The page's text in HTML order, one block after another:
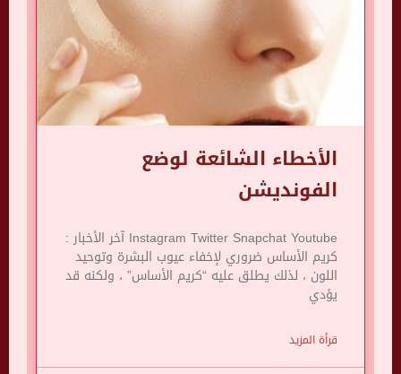
الأخطاء الشائعة لوضع
الفونديشن
Instagram Twitter Snapchat Youtube آخر الأخبار :
كريم الأساس ضروري لإخفاء عيوب البشرة وتوحيد
اللون ، لذلك يطلق عليه “كريم الأساس” ، ولكنه قد
يؤدي
قرأة المزيد